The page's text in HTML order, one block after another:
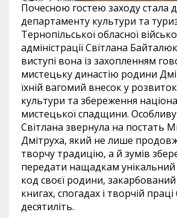
Почесною гостею заходу стала
департаменту культури та
Тернопільської обласної
адміністрації Світлана
виступі вона із захопленням
мистецьку династію родини
їхній вагомий внесок у розвиток
культури та збереження
мистецької спадщини. Особливу
Світлана звернула на постать
Дмітруха, який не лише
творчу традицію, а й зумів
передати нащадкам
код своєї родини,
книгах, спогадах і творчій
десятиліть.